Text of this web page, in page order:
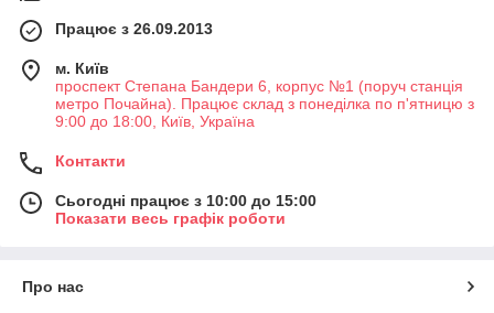
Працює з 26.09.2013
м. Київ
проспект Степана Бандери 6, корпус №1 (поруч станція
метро Почайна). Працює склад з понеділка по п'ятницю з
9:00 до 18:00, Київ, Україна
Контакти
Сьогодні працює з 10:00 до 15:00
Показати весь графік роботи
Про нас